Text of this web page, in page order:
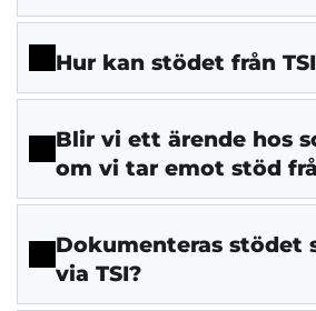
Hur kan stödet från
Blir vi ett ärende hos
om vi tar emot stöd
Dokumenteras stödet
via TSI?